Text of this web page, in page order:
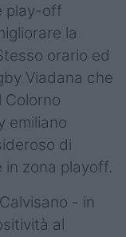
play-off
la
orario ed
Viadana che
emiliano
di
in zona playoff.
- in
al